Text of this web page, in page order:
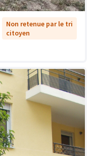
Non retenue par le tri
citoyen